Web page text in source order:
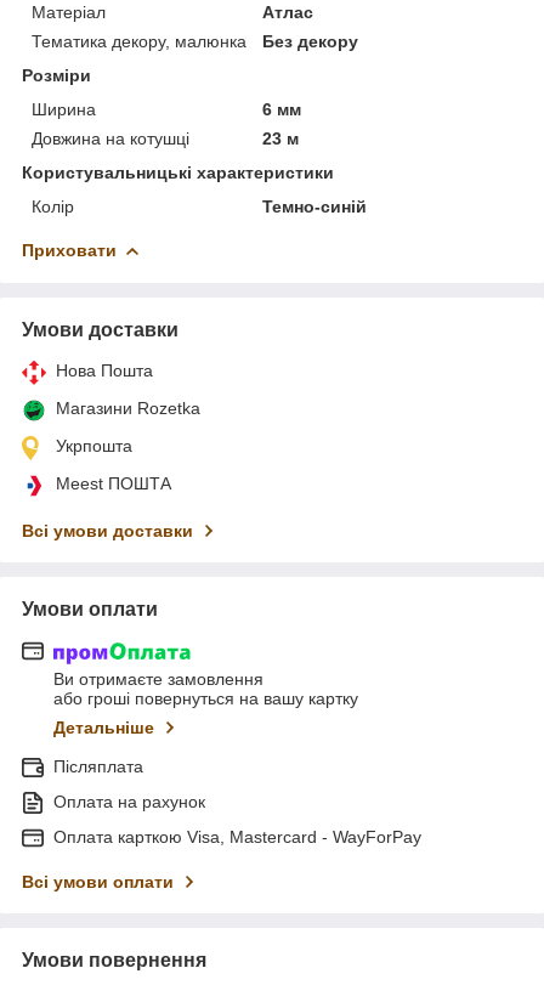
Матеріал
Атлас
Тематика декору, малюнка
Без декору
Розміри
Ширина
6 мм
Довжина на котушці
23 м
Користувальницькі характеристики
Колір
Темно-синій
Приховати
Умови доставки
Нова Пошта
Магазини Rozetka
Укрпошта
Meest ПОШТА
Всі умови доставки
Умови оплати
Ви отримаєте замовлення
або гроші повернуться на вашу картку
Детальніше
Післяплата
Оплата на рахунок
Оплата карткою Visa, Mastercard - WayForPay
Всі умови оплати
Умови повернення